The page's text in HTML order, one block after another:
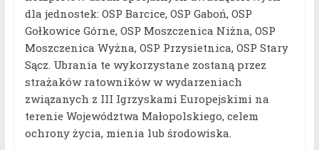
dla jednostek: OSP Barcice, OSP Gaboń, OSP
Gołkowice Górne, OSP Moszczenica Niżna, OSP
Moszczenica Wyżna, OSP Przysietnica, OSP Stary
Sącz. Ubrania te wykorzystane zostaną przez
strażaków ratowników w wydarzeniach
związanych z III Igrzyskami Europejskimi na
terenie Województwa Małopolskiego, celem
ochrony życia, mienia lub środowiska.